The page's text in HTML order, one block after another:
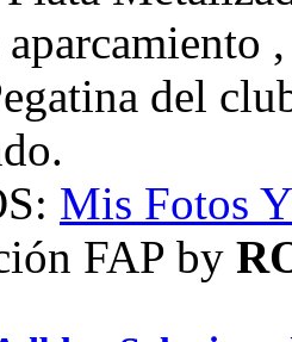
del
Mis Fotos
FAP by